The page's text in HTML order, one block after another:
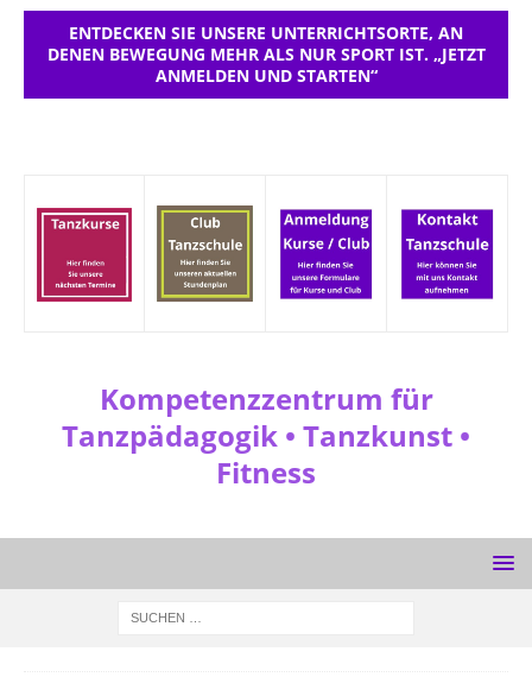
ENTDECKEN SIE UNSERE UNTERRICHTSORTE, AN
DENEN BEWEGUNG MEHR ALS NUR SPORT IST. „JETZT
ANMELDEN UND STARTEN“
Kompetenzzentrum für
Tanzpädagogik • Tanzkunst •
Fitness